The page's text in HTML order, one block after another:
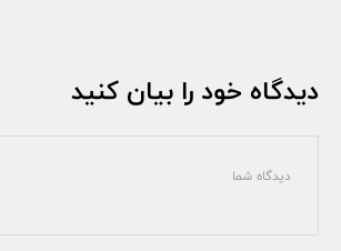
دیدگاه خود را بیان کنید